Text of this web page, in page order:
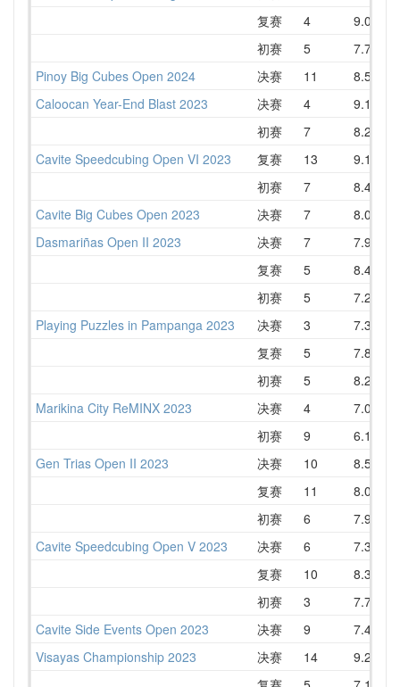
复赛
4
9.08
初赛
5
7.75
Pinoy Big Cubes Open 2024
决赛 11 8.58
Caloocan Year-End Blast 2023
决赛 4
9.12
初赛
7
8.28
Cavite Speedcubing Open VI 2023
复赛 13 9.16
初赛
7
8.42
Cavite Big Cubes Open 2023
决赛 7
8.05
Dasmariñas Open II 2023
决赛 7
7.97
复赛
5
8.47
初赛
5
7.24
Playing Puzzles in Pampanga 2023
决赛 3
7.34
复赛
5
7.83
初赛
5
8.27
Marikina City ReMINX 2023
决赛 4
7.04
初赛
9 6.13
Gen Trias Open II 2023
决赛 10
8.50
复赛
11
8.01
初赛
6
7.93
Cavite Speedcubing Open V 2023
决赛 6
7.39
复赛
10
8.36
初赛
3
7.74
Cavite Side Events Open 2023
决赛 9 7.44
Visayas Championship 2023
决赛 14 9.20